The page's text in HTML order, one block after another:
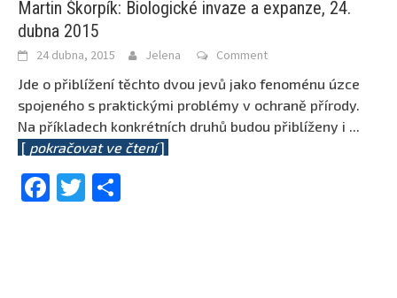
Martin Škorpík: Biologické invaze a expanze, 24.
dubna 2015
24 dubna, 2015 Jelena Comment
Jde o přiblížení těchto dvou jevů jako fenoménu úzce
spojeného s praktickými problémy v ochraně přírody.
Na příkladech konkrétních druhů budou přiblíženy i ...
[ pokračovat ve čtení]
Facebook
Twitter